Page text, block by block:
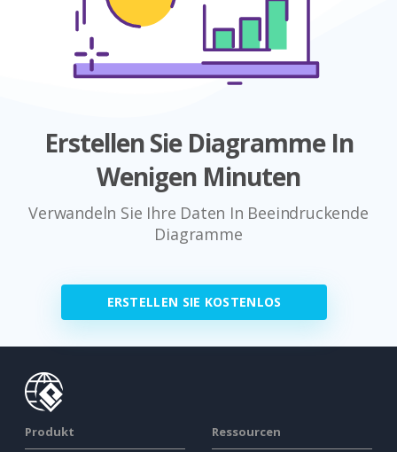
Erstellen Sie Diagramme In
Wenigen Minuten
Verwandeln Sie Ihre Daten In Beeindruckende
Diagramme
ERSTELLEN SIE KOSTENLOS
Produkt Ressourcen